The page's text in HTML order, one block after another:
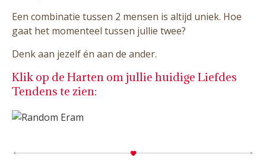
Een combinatie tussen 2 mensen is altijd uniek. Hoe
gaat het momenteel tussen jullie twee?
Denk aan jezelf én aan de ander.
Klik op de Harten om jullie huidige Liefdes
Tendens te zien: